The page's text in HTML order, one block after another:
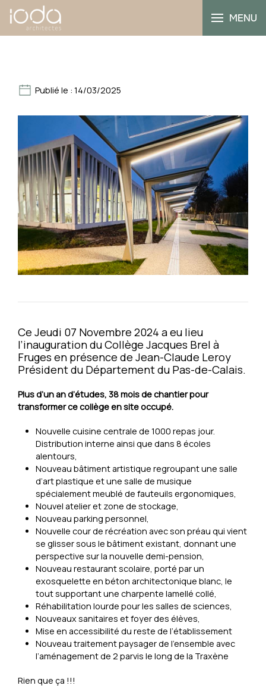
MENU
Publié le : 14/03/2025
Ce Jeudi 07 Novembre 2024 a eu lieu
l’inauguration du Collège Jacques Brel à
Fruges en présence de Jean-Claude Leroy
Président du Département du Pas-de-Calais.
Plus d’un an d’études, 38 mois de chantier pour
transformer ce collège en site occupé.
Nouvelle cuisine centrale de 1000 repas jour.
Distribution interne ainsi que dans 8 écoles
alentours,
Nouveau bâtiment artistique regroupant une salle
d’art plastique et une salle de musique
spécialement meublé de fauteuils ergonomiques,
Nouvel atelier et zone de stockage,
Nouveau parking personnel,
Nouvelle cour de récréation avec son préau qui vient
se glisser sous le bâtiment existant, donnant une
perspective sur la nouvelle demi-pension,
Nouveau restaurant scolaire, porté par un
exosquelette en béton architectonique blanc, le
tout supportant une charpente lamellé collé,
Réhabilitation lourde pour les salles de sciences,
Nouveaux sanitaires et foyer des élèves,
Mise en accessibilité du reste de l’établissement
Nouveau traitement paysager de l’ensemble avec
l’aménagement de 2 parvis le long de la Traxène
Rien que ça !!!